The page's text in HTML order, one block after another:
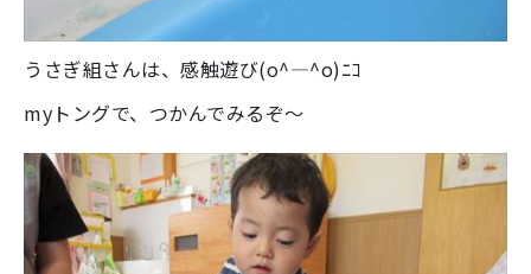
うさぎ組さんは、感触遊び(o^―^o)ﾆｺ
myトングで、つかんでみるぞ～